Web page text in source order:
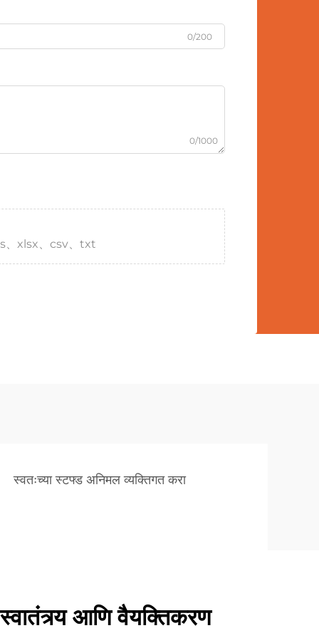
0/200
0/1000
xlsx、csv、txt
स्वतःच्या स्टफ्ड अनिमल व्यक्तिगत करा
आणि वैयक्तिकरण